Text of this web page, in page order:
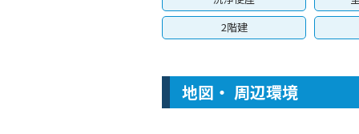
2階建
地図・ 周辺環境